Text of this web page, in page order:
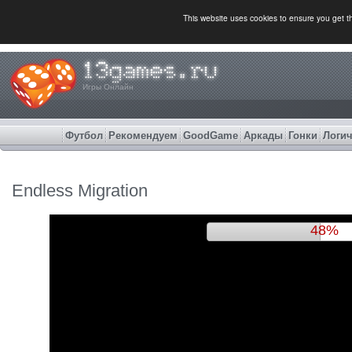
This website uses cookies to ensure you get
Игры Онлайн
Футбол Рекомендуем GoodGame Аркады Гонки
Endless Migration
51%